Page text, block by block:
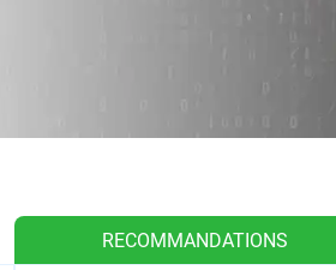
RECOMMANDATIONS